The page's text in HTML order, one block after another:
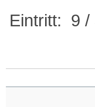
Eintritt: 9 /